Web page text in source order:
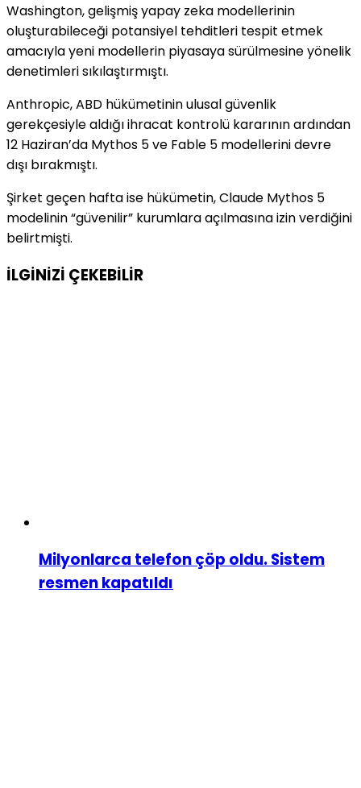
Washington, gelişmiş yapay zeka modellerinin
oluşturabileceği potansiyel tehditleri tespit etmek
amacıyla yeni modellerin piyasaya sürülmesine yönelik
denetimleri sıkılaştırmıştı.
Anthropic, ABD hükümetinin ulusal güvenlik
gerekçesiyle aldığı ihracat kontrolü kararının ardından
12 Haziran’da Mythos 5 ve Fable 5 modellerini devre
dışı bırakmıştı.
Şirket geçen hafta ise hükümetin, Claude Mythos 5
modelinin “güvenilir” kurumlara açılmasına izin verdiğini
belirtmişti.
İLGİNİZİ ÇEKEBİLİR
Milyonlarca telefon çöp oldu. Sistem
resmen kapatıldı